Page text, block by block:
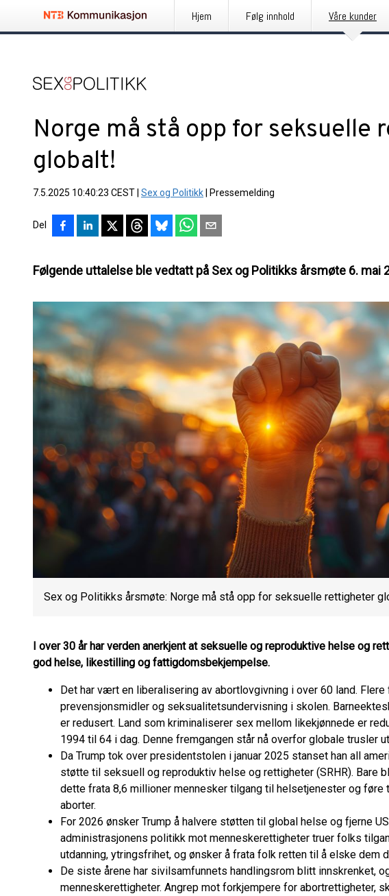
Hjem Følg innhold Våre kunder
Norge må stå opp for seksuelle
globalt!
7.5.2025 10:40:23 CEST Sex og Politikk Pressemelding
Del
Følgende uttalelse ble vedtatt på Sex og Politikks årsmøte 6. mai
Sex og Politikks årsmøte: Norge må stå opp for seksuelle rettigheter
I over 30 år har verden anerkjent at seksuelle og reproduktive helse og
god helse, likestilling og fattigdomsbekjempelse.
Det har vært en liberalisering av abortlovgivning i over 60 land. Flere
prevensjonsmidler og seksualitetsundervisning i skolen.
er redusert. Land som kriminaliserer sex mellom likekjønnede er
1994 til 64 i dag. Denne fremgangen står nå overfor globale trusler
Da Trump tok over presidentstolen i januar 2025 stanset han all
støtte til seksuell og reproduktiv helse og rettigheter (SRHR). Bare
dette frata 8,6 millioner mennesker tilgang til helsetjenester og føre
aborter.
For 2026 ønsker Trump å halvere støtten til global helse og fjerne
administrasjonens politikk mot menneskerettigheter truer folks
utdanning, ytringsfrihet, og ønsker å frata folk retten til å elske dem
De siste årene har sivilsamfunnets handlingsrom blitt innskrenket,
menneskerettigheter. Angrep mot forkjempere for abortrettigheter,